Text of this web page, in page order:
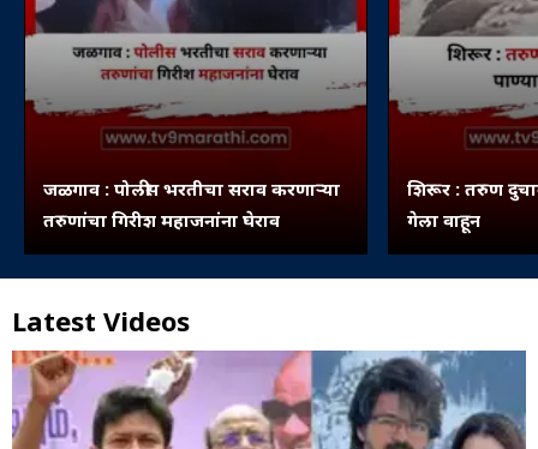
जळगाव : पोलीस भरतीचा सराव करणाऱ्या
तरुणांचा गिरीश महाजनांना घेराव
शिरूर : तरुण
गेला वाहून
Latest Videos